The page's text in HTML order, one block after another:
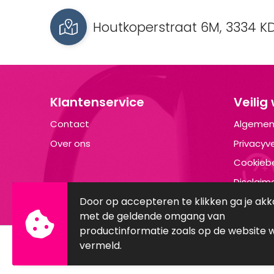
Houtkoperstraat 6M, 3334
Klantenservice
Contact
Over ons
Veilig
© Copyright Brandyourwear.com 2025
Door op accepteren te klikken ga je
met de geldende omgang van
productinformatie zoals op de website
vermeld.